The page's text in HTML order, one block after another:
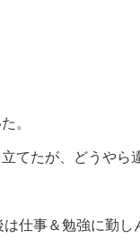
。
てたが、どうやら
仕事＆勉強に勤し